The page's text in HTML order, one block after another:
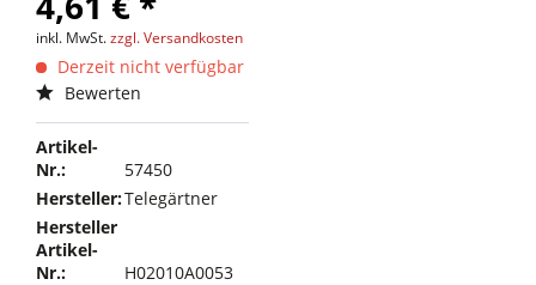
inkl. MwSt.zzgl. Versandkosten
Derzeit nicht verfügbar
Bewerten
Artikel-
Nr.:
57450
Hersteller:Telegärtner
Hersteller
Artikel-
Nr.:
H02010A0053